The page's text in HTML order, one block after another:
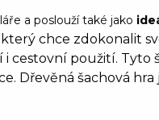
a poslouží také jako
chce zdokonalit
i cestovní použití. Tyto
Dřevěná šachová